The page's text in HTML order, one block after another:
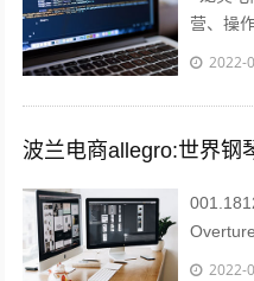
营、操
《禁止
传...
2022-
波兰电商allegro:世界钢
2022-